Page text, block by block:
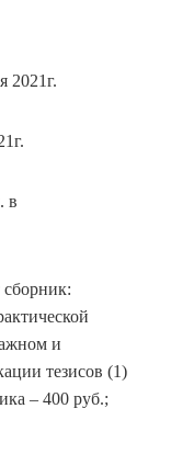
2021г.
в
и
тезисов (1)
– 400 руб.;